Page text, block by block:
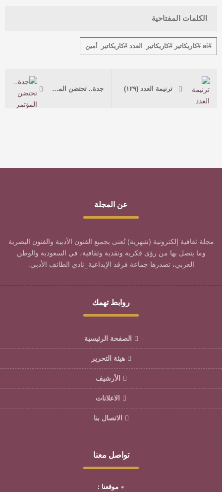
الكلمات المفتاحية
#ai #كاريكاتير #كاريكاتير_العدد #كاريكاتير_أمين
ترنيمة العدد (١٢٩) جدة.. تحتضن المؤتمر الدولي الثالث للدراسات القانونية والشرعية
عن المجلة
مجلة ثقافية إلكترونية (شهرية) تُعنى بجميع الفنون الأدبية والفنون البصرية
وما يتصل بها من رؤى فكرية ونقدية وثقافية، في السعودية والوطن
العربي، تصدرها جماعة فرقد الإبداعية_نادي الطائف الأدبي.
روابط تهمك
الصفحة الرئيسية
هيئة التحرير
الأرشيف
الاعلانات
الاتصال بنا
تواصل معنا
موقعنا :